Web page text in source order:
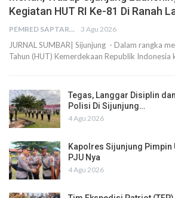
Kegiatan HUT RI Ke-81 Di Ranah
PEMRED SAPTARIUS 3 Agu 2026
JURNAL SUMBAR| Sijunjung - Dalam rangka
Tahun (HUT) Kemerdekaan Republik
Tegas, Langgar Disiplin
Polisi Di Sijunjung…
4 Agu 2026
Kapolres Sijunjung Pimpin
PJU Nya
4 Agu 2026